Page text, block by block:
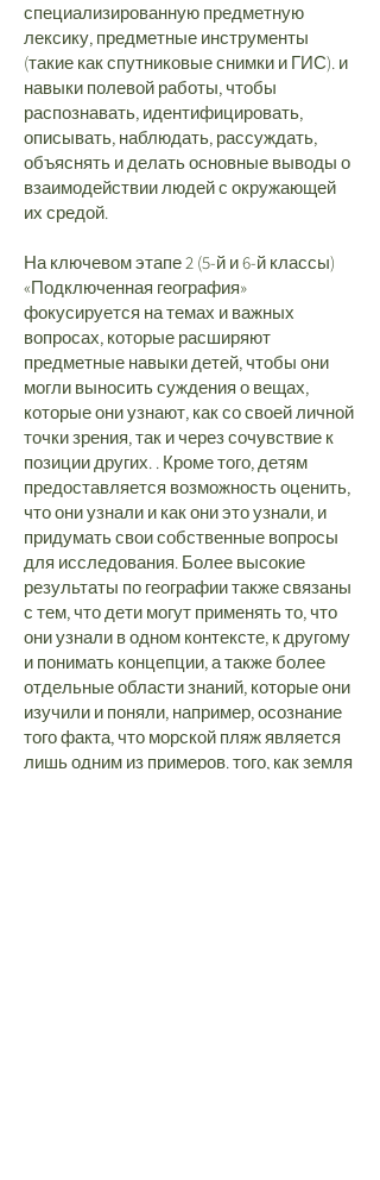
специализированную предметную
лексику, предметные инструменты
(такие как спутниковые снимки и ГИС). и
навыки полевой работы, чтобы
распознавать, идентифицировать,
описывать, наблюдать, рассуждать,
объяснять и делать основные выводы о
взаимодействии людей с окружающей
их средой.
На ключевом этапе 2 (5-й и 6-й классы)
«Подключенная география»
фокусируется на темах и важных
вопросах, которые расширяют
предметные навыки детей, чтобы они
могли выносить суждения о вещах,
которые они узнают, как со своей личной
точки зрения, так и через сочувствие к
позиции других. . Кроме того, детям
предоставляется возможность оценить,
что они узнали и как они это узнали, и
придумать свои собственные вопросы
для исследования. Более высокие
результаты по географии также связаны
с тем, что дети могут применять то, что
они узнали в одном контексте, к другому
и понимать концепции, а также более
отдельные области знаний, которые они
изучили и поняли, например, осознание
того факта, что морской пляж является
лишь одним из примеров. того, как земля